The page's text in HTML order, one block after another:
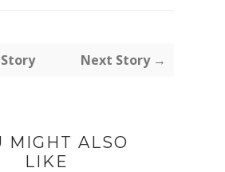
Next Story →
MIGHT ALSO
LIKE